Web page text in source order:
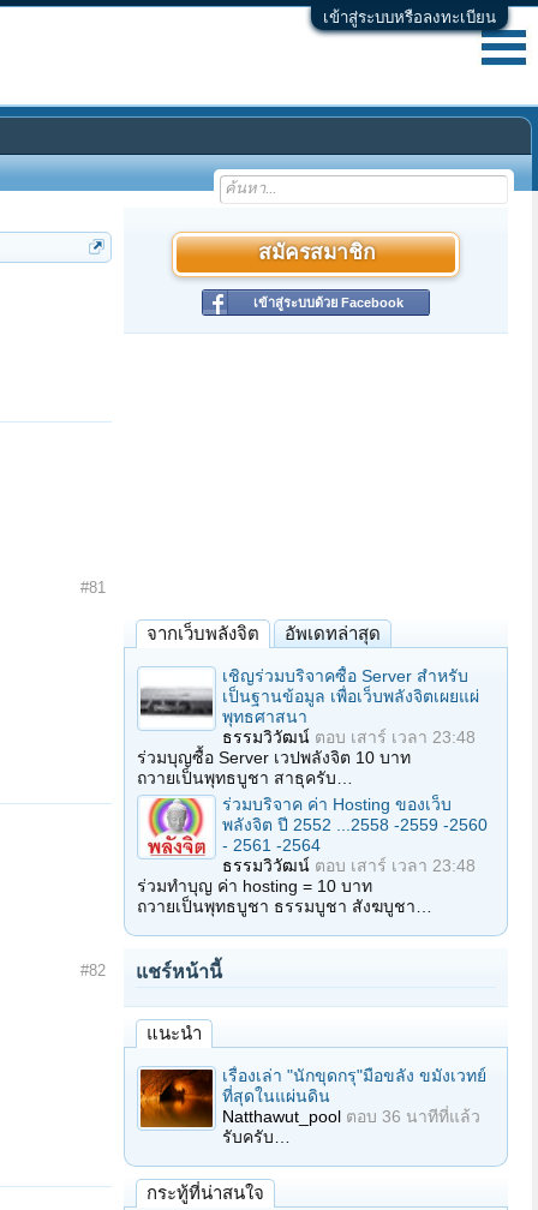
เข้าสู่ระบบหรือลงทะเบียน
#81
#82
สมัครสมาชิก
เข้าสู่ระบบด้วย Facebook
จากเว็บพลังจิต อัพเดทล่าสุด
เชิญร่วมบริจาคซื้อ Server สำหรับ
เป็นฐานข้อมูล เพื่อเว็บพลังจิตเผยแผ่
พุทธศาสนา
ธรรมวิวัฒน์ ตอบ เสาร์ เวลา 23:48
ร่วมบุญซื้อ Server เวปพลังจิต 10 บาท
ถวายเป็นพุทธบูชา สาธุครับ…
ร่วมบริจาค ค่า Hosting ของเว็บ
พลังจิต ปี 2552 ...2558 -2559 -2560
- 2561 -2564
ธรรมวิวัฒน์ ตอบ เสาร์ เวลา 23:48
ร่วมทำบุญ ค่า hosting = 10 บาท
ถวายเป็นพุทธบูชา ธรรมบูชา สังฆบูชา…
แชร์หน้านี้
แนะนำ
เรื่องเล่า "นักขุดกรุ"มือขลัง ขมังเวทย์
ที่สุดในแผ่นดิน
Natthawut_pool ตอบ 36 นาทีที่แล้ว
รับครับ…
กระทู้ที่น่าสนใจ